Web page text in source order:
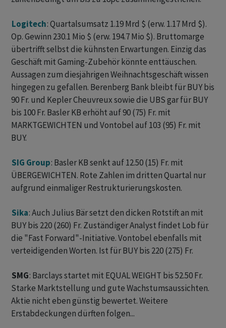
Logitech: Quartalsumsatz 1.19 Mrd $ (erw. 1.17 Mrd $).
Op. Gewinn 230.1 Mio $ (erw. 194.7 Mio $). Bruttomarge
übertrifft selbst die kühnsten Erwartungen. Einzig das
Geschäft mit Gaming-Zubehör könnte enttäuschen.
Aussagen zum diesjährigen Weihnachtsgeschäft wissen
hingegen zu gefallen. Berenberg Bank bleibt für BUY bis
90 Fr. und Kepler Cheuvreux sowie die UBS gar für BUY
bis 100 Fr. Basler KB erhöht auf 90 (75) Fr. mit
MARKTGEWICHTEN und Vontobel auf 103 (95) Fr. mit
BUY.
SIG Group: Basler KB senkt auf 12.50 (15) Fr. mit
ÜBERGEWICHTEN. Rote Zahlen im dritten Quartal nur
aufgrund einmaliger Restrukturierungskosten.
Sika: Auch Julius Bär setzt den dicken Rotstift an mit
BUY bis 220 (260) Fr. Zuständiger Analyst findet Lob für
die "Fast Forward"-Initiative. Vontobel ebenfalls mit
verteidigenden Worten. Ist für BUY bis 220 (275) Fr.
SMG: Barclays startet mit EQUAL WEIGHT bis 52.50 Fr.
Starke Marktstellung und gute Wachstumsaussichten.
Aktie nicht eben günstig bewertet. Weitere
Erstabdeckungen dürften folgen...